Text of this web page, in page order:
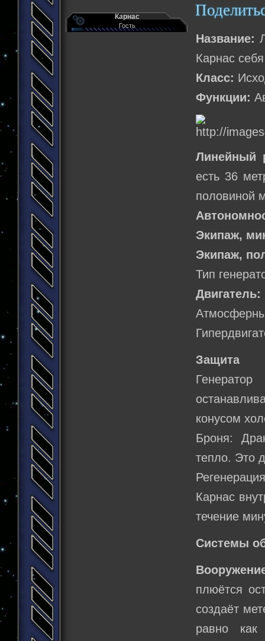
Карнас
Гость
Название:
Карнас
Класс:
Функции:
Линейный
есть 36
половиной
Экипаж,
Экипаж,
Тип
Двигатель:
Защита
конусом
Броня:
тепло. Это
Карнас
течение
Системы
плюётся
создаёт
равно